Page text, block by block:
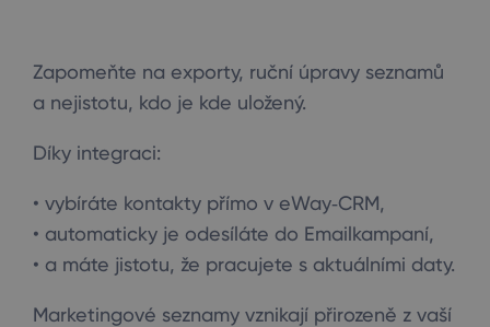
Zapomeňte na exporty, ruční úpravy seznamů
a nejistotu, kdo je kde uložený.
Díky integraci:
• vybíráte kontakty přímo v eWay‑CRM,
• automaticky je odesíláte do Emailkampaní,
• a máte jistotu, že pracujete s aktuálními daty.
Marketingové seznamy vznikají přirozeně z vaší